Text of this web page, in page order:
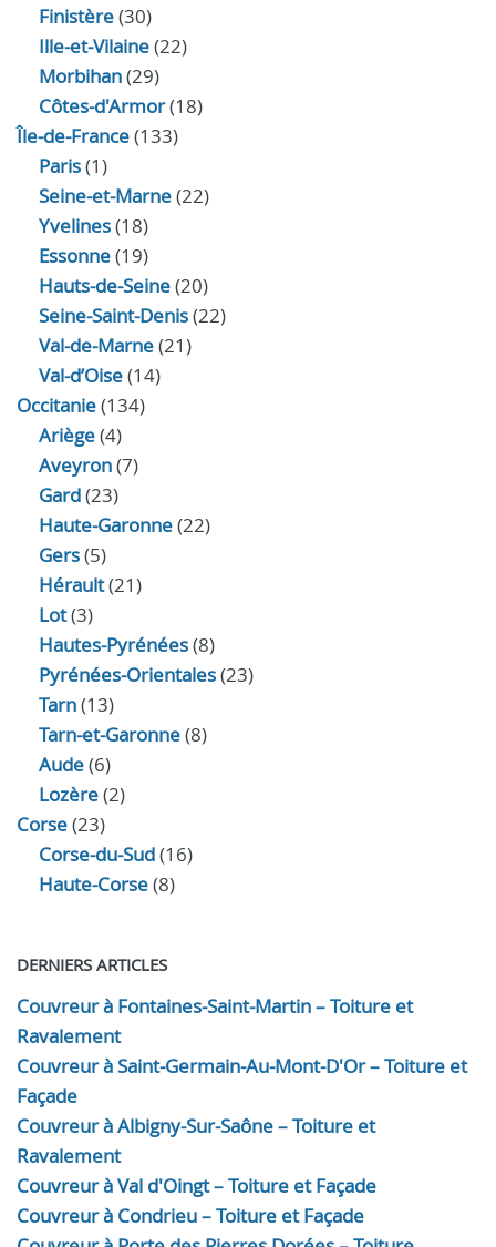
Finistère(30)
Ille-et-Vilaine(22)
Morbihan(29)
Côtes-d'Armor(18)
Île-de-France(133)
Paris(1)
Seine-et-Marne(22)
Yvelines(18)
Essonne(19)
Hauts-de-Seine(20)
Seine-Saint-Denis(22)
Val-de-Marne(21)
Val-d’Oise(14)
Occitanie(134)
Ariège(4)
Aveyron(7)
Gard(23)
Haute-Garonne(22)
Gers(5)
Hérault(21)
Lot(3)
Hautes-Pyrénées(8)
Pyrénées-Orientales(23)
Tarn(13)
Tarn-et-Garonne(8)
Aude(6)
Lozère(2)
Corse(23)
Corse-du-Sud(16)
Haute-Corse(8)
DERNIERS ARTICLES
Couvreur à Fontaines-Saint-Martin – Toiture et
Ravalement
Couvreur à Saint-Germain-Au-Mont-D'Or – Toiture et
Façade
Couvreur à Albigny-Sur-Saône – Toiture et
Ravalement
Couvreur à Val d'Oingt – Toiture et Façade
Couvreur à Condrieu – Toiture et Façade